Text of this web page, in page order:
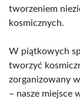
tworzeniem
kosmicznych.
W piątkowych
tworzyć
zorganizowany
– nasze miejsce